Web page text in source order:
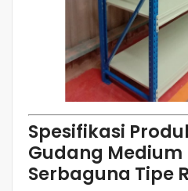
Spesifikasi
Gudang Medium
Serbaguna Tipe